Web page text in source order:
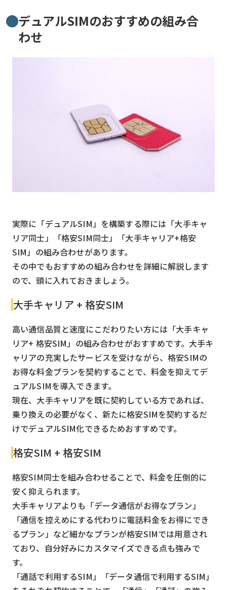
デュアルSIMのおすすめの組み合
わせ
実際に「デュアルSIM」を構築する際には「大手キャ
リア同士」「格安SIM同士」「大手キャリア+格安
SIM」の組み合わせがあります。
その中でもおすすめの組み合わせを詳細に解説します
ので、頭に入れておきましょう。
大手キャリア + 格安SIM
高い通信品質と速度にこだわりたい方には「大手キャ
リア+ 格安SIM」の組み合わせがおすすめです。大手キ
ャリアの充実したサービスを受けながら、格安SIMの
お得な料金プランを契約することで、料金を抑えてデ
ュアルSIMを導入できます。
現在、大手キャリアを既に契約している方であれば、
乗り換えの必要がなく、新たに格安SIMを契約するだ
けでデュアルSIM化できるためおすすめです。
格安SIM + 格安SIM
格安SIM同士を組み合わせることで、料金を圧倒的に
安く抑えられます。
大手キャリアよりも「データ通信がお得なプラン」
「通信を控えめにする代わりに電話料金をお得にでき
るプラン」など細かなプランが格安SIMでは用意され
ており、自分好みにカスタマイズできる点も強みで
す。
「通話で利用するSIM」「データ通信で利用するSIM」